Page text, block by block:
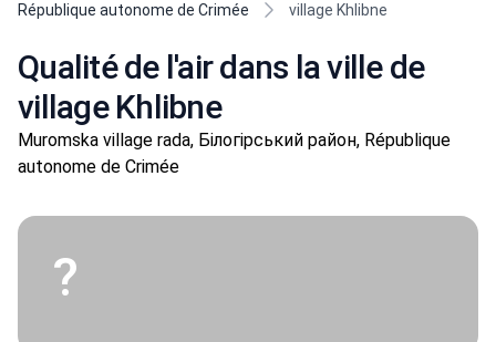
République autonome de Crimée
village Khlibne
Qualité de l'air dans la ville de
village Khlibne
Muromska village rada, Білогірський район, République
autonome de Crimée
?